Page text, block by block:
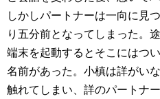
しかしパートナーは一向に見
り五分前となってしまった。
端末を起動するとそこにはつ
名前があった。小槙は詳がい
触れてしまい、詳のパートナ